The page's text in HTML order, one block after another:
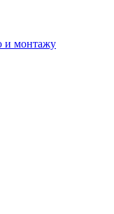
и монтажу